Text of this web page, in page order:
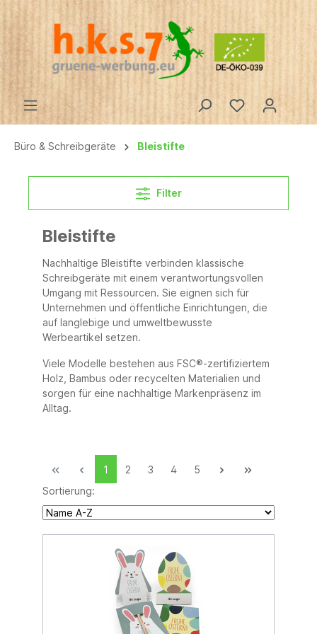
Büro & Schreibgeräte Bleistifte
Filter
Bleistifte
Nachhaltige Bleistifte verbinden klassische
Schreibgeräte mit einem verantwortungsvollen
Umgang mit Ressourcen. Sie eignen sich für
Unternehmen und öffentliche Einrichtungen, die
auf langlebige und umweltbewusste
Werbeartikel setzen.
Viele Modelle bestehen aus FSC®-zertifiziertem
Holz, Bambus oder recycelten Materialien und
sorgen für eine nachhaltige Markenpräsenz im
Alltag.
1 2 3 4
5
Sortierung: